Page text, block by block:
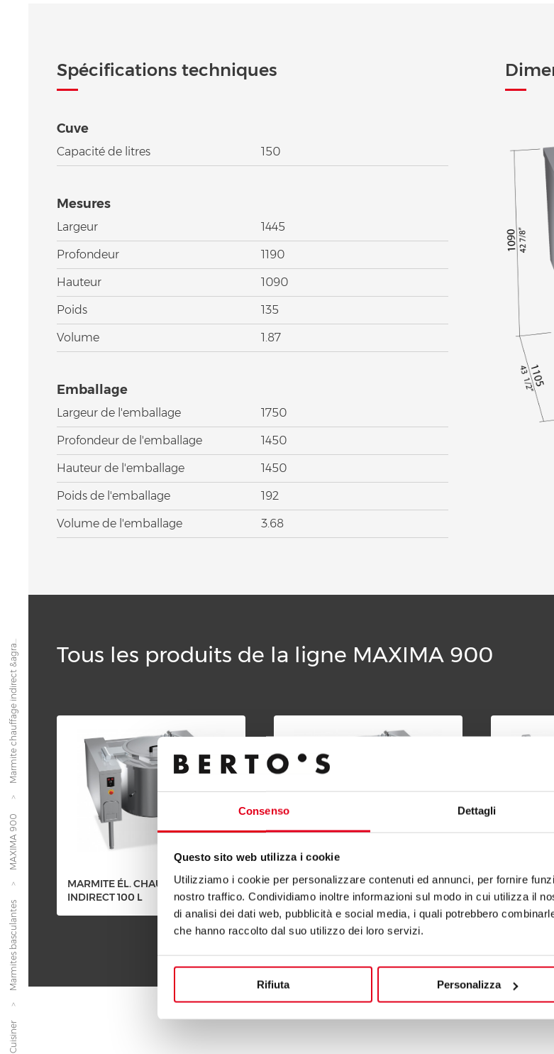
Consenso Dettagli
Questo sito web utilizza i cookie
Utilizziamo i cookie per personalizzare contenuti ed annunci, per fornire
nostro traffico. Condividiamo inoltre informazioni sul modo in cui utilizza il
di analisi dei dati web, pubblicità e social media, i quali potrebbero
che hanno raccolto dal suo utilizzo dei loro servizi.
Rifiuta Personalizza
Cuisiner
Marmites basculantes
MAXIMA 900
Marmite chauffage indirect &agra...
Spécifications techniques
Cuve
Capacité de litres 150
Mesures
Largeur 1445
Profondeur 1190
Hauteur 1090
Poids 135
Volume 1.87
Emballage
Largeur de l'emballage 1750
Profondeur de l'emballage 1450
Hauteur de l'emballage 1450
Poids de l'emballage 192
Volume de l'emballage 3.68
Tous les produits de la ligne MAXIMA 900
MARMITE ÉL. CHAUFFAGE
INDIRECT 100 L
MARMITE ÉL. CHAUFFAGE
INDIRECT 150 L
MARMITE
INDIRECT